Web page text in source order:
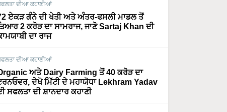
ਦੀਆ ਕਹਾਣੀਆਂ
ਏਕੜ ਗੰਨੇ ਦੀ ਖੇਤੀ ਅਤੇ ਅੰਤਰ-ਫਸਲੀ ਮਾਡਲ ਤੋਂ
2 ਕਰੋੜ ਦਾ ਸਾਮਰਾਜ, ਜਾਣੋ Sartaj Khan ਦੀ
ਦਾ ਰਾਜ
ਦੀਆ ਕਹਾਣੀਆਂ
ਅਤੇ Dairy Farming ਤੋਂ 40 ਕਰੋੜ ਦਾ
ਦੇਖੋ ਮਿੱਟੀ ਦੇ ਮਹਾਯੋਧਾ Lekhram Yadav
ਸਫਲਤਾ ਦੀ ਸ਼ਾਨਦਾਰ ਕਹਾਣੀ